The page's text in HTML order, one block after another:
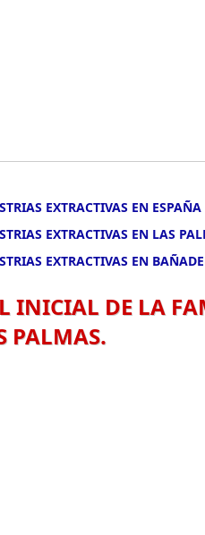
EXTRACTIVAS EN ESPAÑA
EXTRACTIVAS EN LAS
EXTRACTIVAS EN
INICIAL DE LA
PALMAS.